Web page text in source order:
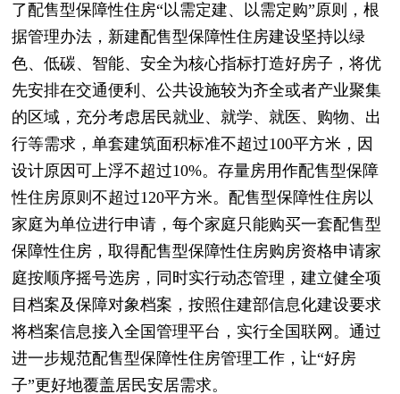
了配售型保障性住房“以需定建、以需定购”原则，根
据管理办法，新建配售型保障性住房建设坚持以绿
色、低碳、智能、安全为核心指标打造好房子，将优
先安排在交通便利、公共设施较为齐全或者产业聚集
的区域，充分考虑居民就业、就学、就医、购物、出
行等需求，单套建筑面积标准不超过100平方米，因
设计原因可上浮不超过10%。存量房用作配售型保障
性住房原则不超过120平方米。配售型保障性住房以
家庭为单位进行申请，每个家庭只能购买一套配售型
保障性住房，取得配售型保障性住房购房资格申请家
庭按顺序摇号选房，同时实行动态管理，建立健全项
目档案及保障对象档案，按照住建部信息化建设要求
将档案信息接入全国管理平台，实行全国联网。通过
进一步规范配售型保障性住房管理工作，让“好房
子”更好地覆盖居民安居需求。